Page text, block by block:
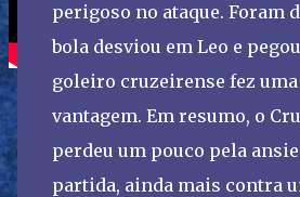
perigoso no ataque. Foram
bola desviou em Leo e
goleiro cruzeirense fez
vantagem. Em resumo, o
perdeu um pouco pela
partida, ainda mais contra